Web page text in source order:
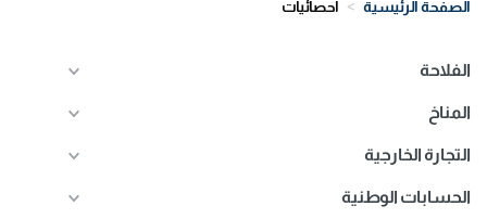
الصفحة الرئيسية احصائيات
الفلاحة
المناخ
التجارة الخارجية
الحسابات الوطنية